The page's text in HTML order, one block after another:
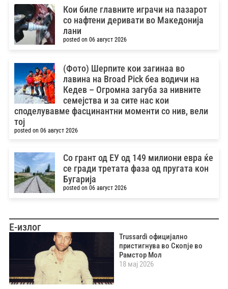
Кои биле главните играчи на пазарот
со нафтени деривати во Македонија
лани
posted on 06 август 2026
(Фото) Шерпите кои загинаа во
лавина на Broad Pick беа водичи на
Кедев – Oгромна загуба за нивните
семејства и за сите нас кои
споделувавме фасцинантни моменти со нив, вели
тој
posted on 06 август 2026
Со грант од ЕУ од 149 милиони евра ќе
се гради третата фаза од пругата кон
Бугарија
posted on 06 август 2026
Е-излог
Trussardi официјално
пристигнува во Скопје во
Рамстор Мол
18 мај 2026